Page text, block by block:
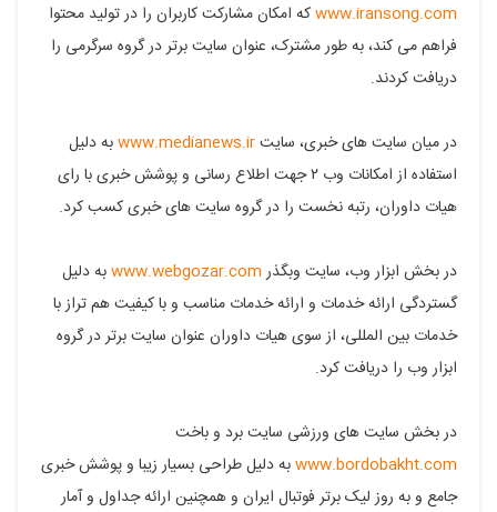
www.iransong.comکه امکان مشارکت کاربران را در تولید محتوا
فراهم می کند، به طور مشترک، عنوان سایت برتر در گروه سرگرمی را
دریافت کردند.
در میان سایت های خبری، سایتwww.medianews.irبه دلیل
استفاده از امکانات وب ۲ جهت اطلاع رسانی و پوشش خبری با رای
هیات داوران، رتبه نخست را در گروه سایت های خبری کسب کرد.
در بخش ابزار وب، سایت وبگذرwww.webgozar.comبه دلیل
گستردگی ارائه خدمات و ارائه خدمات مناسب و با کیفیت هم تراز با
خدمات بین المللی، از سوی هیات داوران عنوان سایت برتر در گروه
ابزار وب را دریافت کرد.
در بخش سایت های ورزشی سایت برد و باخت
www.bordobakht.comبه دلیل طراحی بسیار زیبا و پوشش خبری
جامع و به روز لیک برتر فوتبال ایران و همچنین ارائه جداول و آمار